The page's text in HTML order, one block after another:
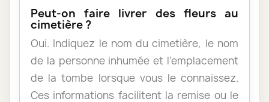
Peut-on faire livrer des fleurs au
cimetière ?
Oui. Indiquez le nom du cimetière, le nom
de la personne inhumée et l’emplacement
de la tombe lorsque vous le connaissez.
Ces informations facilitent la remise ou le